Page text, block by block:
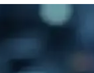
İşlemcili Uygun
ve temel ihtiyaçlara
Kullanıcı